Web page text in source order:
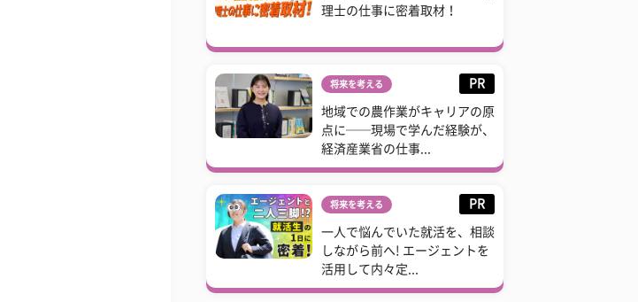
理士の仕事に密着取材！
将来を考える PR
地域での農作業がキャリアの原
点に──現場で学んだ経験が、
経済産業省の仕事...
将来を考える PR
一人で悩んでいた就活を、相談
しながら前へ! エージェントを
活用して内々定...